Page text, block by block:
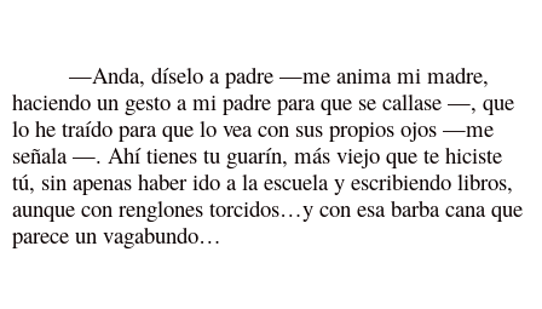
—Anda, díselo a padre —me anima mi madre,
haciendo un gesto a mi padre para que se callase —, que
lo he traído para que lo vea con sus propios ojos —me
señala —. Ahí tienes tu guarín, más viejo que te hiciste
tú, sin apenas haber ido a la escuela y escribiendo libros,
aunque con renglones torcidos…y con esa barba cana que
parece un vagabundo…